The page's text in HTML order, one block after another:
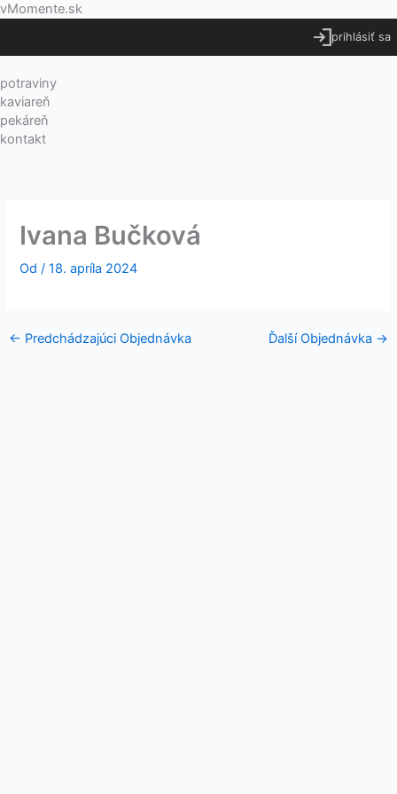
Preskočiť
vMomente.sk
prihlásiť sa
Menu
potraviny
kaviareň
pekáreň
kontakt
Ivana Bučková
Od /18. apríla 2024
← Predchádzajúci Objednávka Ďalší Objednávka →